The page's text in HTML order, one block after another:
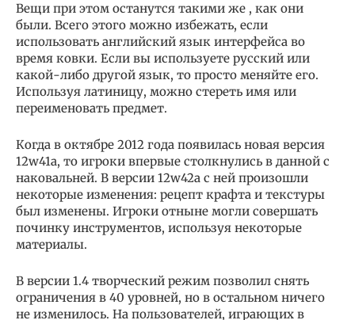
Вещи при этом останутся такими же , как они
были. Всего этого можно избежать, если
использовать английский язык интерфейса во
время ковки. Если вы используете русский или
какой-либо другой язык, то просто меняйте его.
Используя латиницу, можно стереть имя или
переименовать предмет.
Когда в октябре 2012 года появилась новая версия
12w41a, то игроки впервые столкнулись в данной с
наковальней. В версии 12w42a с ней произошли
некоторые изменения: рецепт крафта и текстуры
был изменены. Игроки отныне могли совершать
починку инструментов, используя некоторые
материалы.
В версии 1.4 творческий режим позволил снять
ограничения в 40 уровней, но в остальном ничего
не изменилось. На пользователей, играющих в